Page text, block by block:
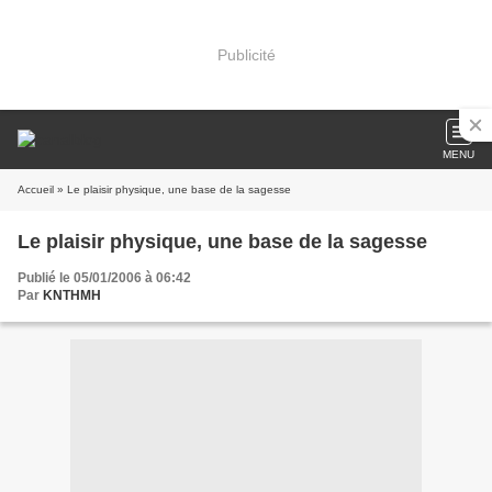
Publicité
MENU
Accueil » Le plaisir physique, une base de la sagesse
Le plaisir physique, une base de la sagesse
Publié le 05/01/2006 à 06:42
Par KNTHMH